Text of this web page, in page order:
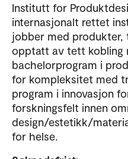
Institutt for
internasjonalt rettet
jobber med produkter,
opptatt av tett kobling
bachelorprogram i
for kompleksitet med
program i innovasjon
forskningsfelt innen
design/estetikk/
for helse.